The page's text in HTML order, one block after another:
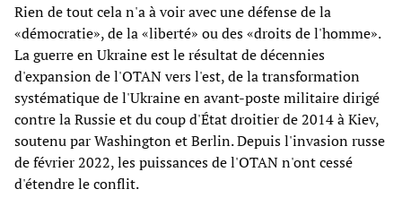
Rien de tout cela n'a à voir avec une défense de la
«démocratie», de la «liberté» ou des «droits de l'homme».
La guerre en Ukraine est le résultat de décennies
d'expansion de l'OTAN vers l'est, de la transformation
systématique de l'Ukraine en avant-poste militaire dirigé
contre la Russie et du coup d'État droitier de 2014 à Kiev,
soutenu par Washington et Berlin. Depuis l'invasion russe
de février 2022, les puissances de l'OTAN n'ont cessé
d'étendre le conflit.